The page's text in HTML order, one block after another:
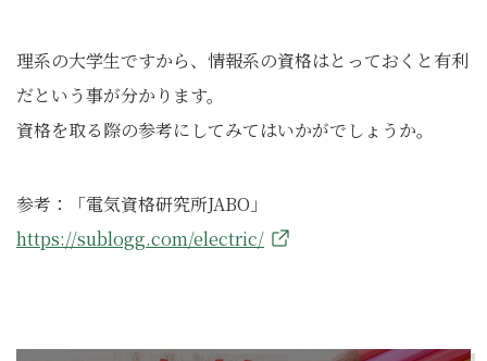
理系の大学生ですから、情報系の資格はとっておくと有利
だという事が分かります。
資格を取る際の参考にしてみてはいかがでしょうか。
参考：「電気資格研究所JABO」
https://sublogg.com/electric/